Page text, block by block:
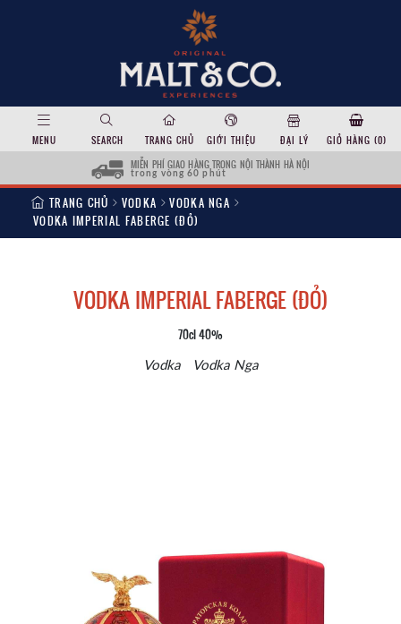
MENU SEARCH TRANG CHỦ GIỚI THIỆU ĐẠI LÝ GIỎ HÀNG (0)
MIỄN PHÍ GIAO HÀNG TRONG NỘI THÀNH HÀ NỘI
trong vòng 60 phút
TRANG CHỦ VODKA
VODKA NGA
VODKA IMPERIAL FABERGE (ĐỎ)
VODKA IMPERIAL FABERGE (ĐỎ)
70cl 40%
Vodka Vodka Nga